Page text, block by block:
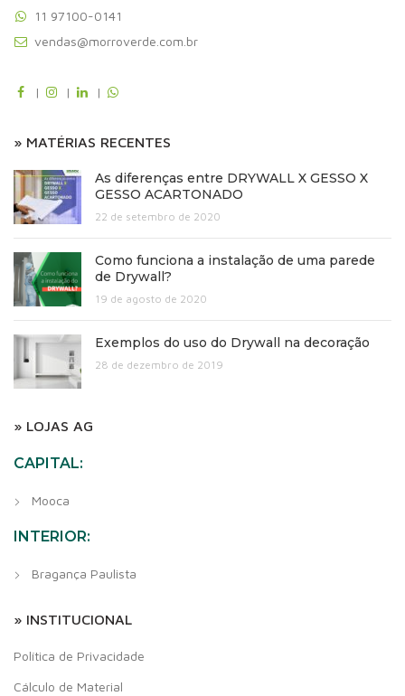
11 97100-0141
vendas@morroverde.com.br
| | |
» MATÉRIAS RECENTES
As diferenças entre DRYWALL X GESSO X
GESSO ACARTONADO
22 de setembro de 2020
Como funciona a instalação de uma parede
de Drywall?
19 de agosto de 2020
Exemplos do uso do Drywall na decoração
28 de dezembro de 2019
» LOJAS AG
CAPITAL:
Mooca
INTERIOR:
Bragança Paulista
» INSTITUCIONAL
Política de Privacidade
Cálculo de Material